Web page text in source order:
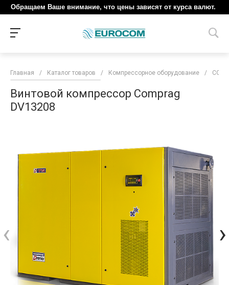
Обращаем Ваше внимание, что цены зависят от курса валют.
Главная / Каталог товаров / Компрессорное оборудование /
Винтовой компрессор Comprag
DV13208
‹ ›